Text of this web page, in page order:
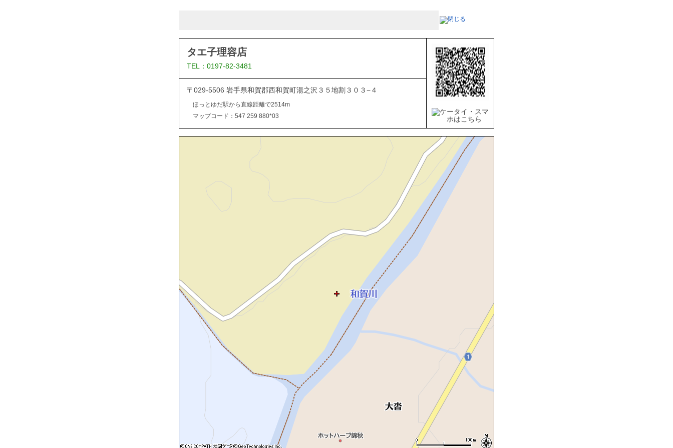
タエ子理容店
TEL：0197-82-3481
〒029-5506 岩手県和賀郡西和賀町湯之沢３５地割３０３−４
ほっとゆだ駅から直線距離で2514m
マップコード：547 259 880*03